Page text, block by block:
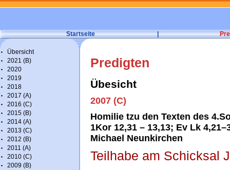
Startseite |
Übersicht
2021 (B)
2020
2019
2018
2017 (A)
2016 (C)
2015 (B)
2014 (A)
2013 (C)
2012 (B)
2011 (A)
2010 (C)
2009 (B)
Predigten
Übesicht
2007 (C)
Homilie tzu den Texten des
1Kor 12,31 – 13,13; Ev Lk
Michael Neunkirchen
Teilhabe am Schicksal